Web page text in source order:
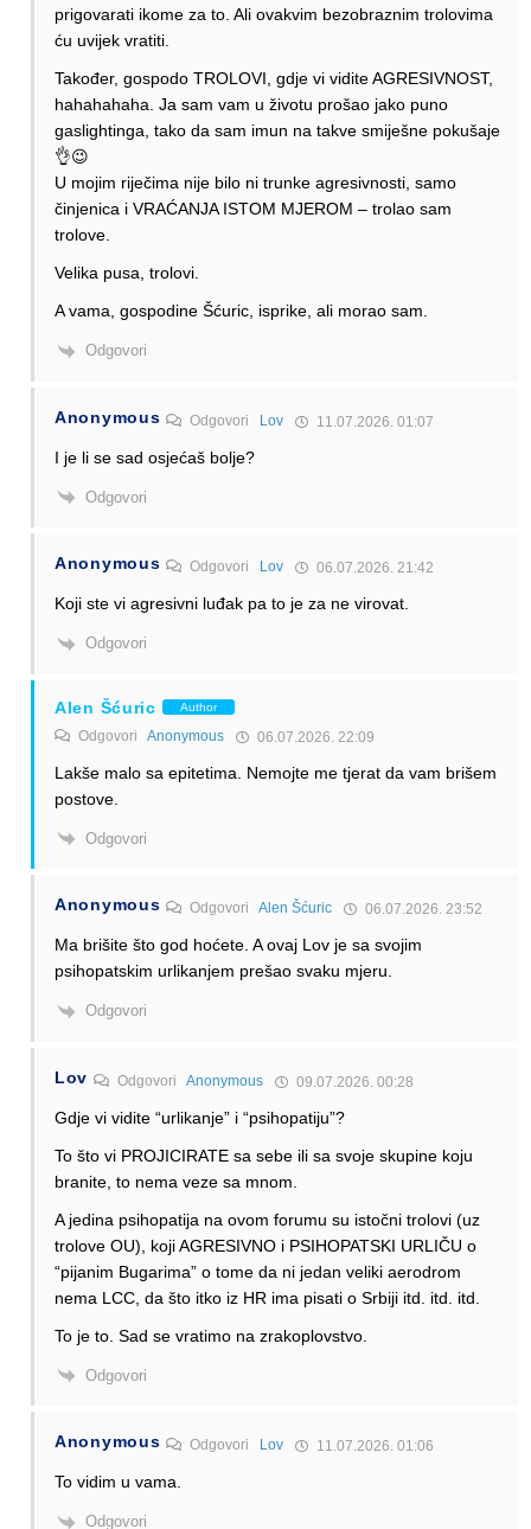
prigovarati ikome za to. Ali ovakvim bezobraznim trolovima
ću uvijek vratiti.
Također, gospodo TROLOVI, gdje vi vidite AGRESIVNOST,
hahahahaha. Ja sam vam u životu prošao jako puno
gaslightinga, tako da sam imun na takve smiješne pokušaje
👌😉
U mojim riječima nije bilo ni trunke agresivnosti, samo
činjenica i VRAĆANJA ISTOM MJEROM – trolao sam
trolove.
Velika pusa, trolovi.
A vama, gospodine Šćuric, isprike, ali morao sam.
Odgovori
Anonymous Odgovori Lov 11.07.2026. 01:07
I je li se sad osjećaš bolje?
Odgovori
Anonymous Odgovori Lov 06.07.2026. 21:42
Koji ste vi agresivni luđak pa to je za ne virovat.
Odgovori
Alen Šćuric Author
Odgovori Anonymous 06.07.2026. 22:09
Lakše malo sa epitetima. Nemojte me tjerat da vam brišem
postove.
Odgovori
Anonymous OdgovoriAlen Šćuric 06.07.2026. 23:52
Ma brišite što god hoćete. A ovaj Lov je sa svojim
psihopatskim urlikanjem prešao svaku mjeru.
Odgovori
Lov OdgovoriAnonymous 09.07.2026. 00:28
Gdje vi vidite “urlikanje” i “psihopatiju”?
To što vi PROJICIRATE sa sebe ili sa svoje skupine koju
branite, to nema veze sa mnom.
A jedina psihopatija na ovom forumu su istočni trolovi (uz
trolove OU), koji AGRESIVNO i PSIHOPATSKI URLIČU o
“pijanim Bugarima” o tome da ni jedan veliki aerodrom
nema LCC, da što itko iz HR ima pisati o Srbiji itd. itd. itd.
To je to. Sad se vratimo na zrakoplovstvo.
Odgovori
Anonymous Odgovori Lov 11.07.2026. 01:06
To vidim u vama.
Odgovori